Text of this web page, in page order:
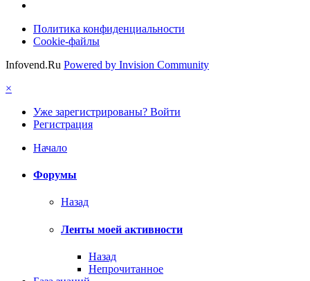
Политика конфиденциальности
Cookie-файлы
Infovend.Ru Powered by Invision Community
×
Уже зарегистрированы? Войти
Регистрация
Начало
Форумы
Назад
Ленты моей активности
Назад
Непрочитанное